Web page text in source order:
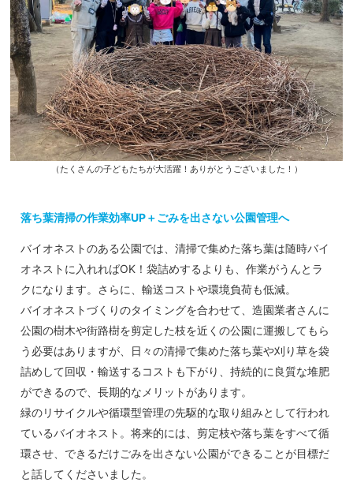
（たくさんの子どもたちが大活躍！ありがとうございました！）
落ち葉清掃の作業効率UP＋ごみを出さない公園管理へ
バイオネストのある公園では、清掃で集めた落ち葉は随時バイ
オネストに入れればOK！袋詰めするよりも、作業がうんとラ
クになります。さらに、輸送コストや環境負荷も低減。
バイオネストづくりのタイミングを合わせて、造園業者さんに
公園の樹木や街路樹を剪定した枝を近くの公園に運搬してもら
う必要はありますが、日々の清掃で集めた落ち葉や刈り草を袋
詰めして回収・輸送するコストも下がり、持続的に良質な堆肥
ができるので、長期的なメリットがあります。
緑のリサイクルや循環型管理の先駆的な取り組みとして行われ
ているバイオネスト。将来的には、剪定枝や落ち葉をすべて循
環させ、できるだけごみを出さない公園ができることが目標だ
と話してくださいました。